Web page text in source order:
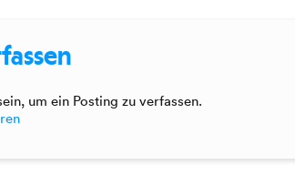
um ein Posting zu verfassen.